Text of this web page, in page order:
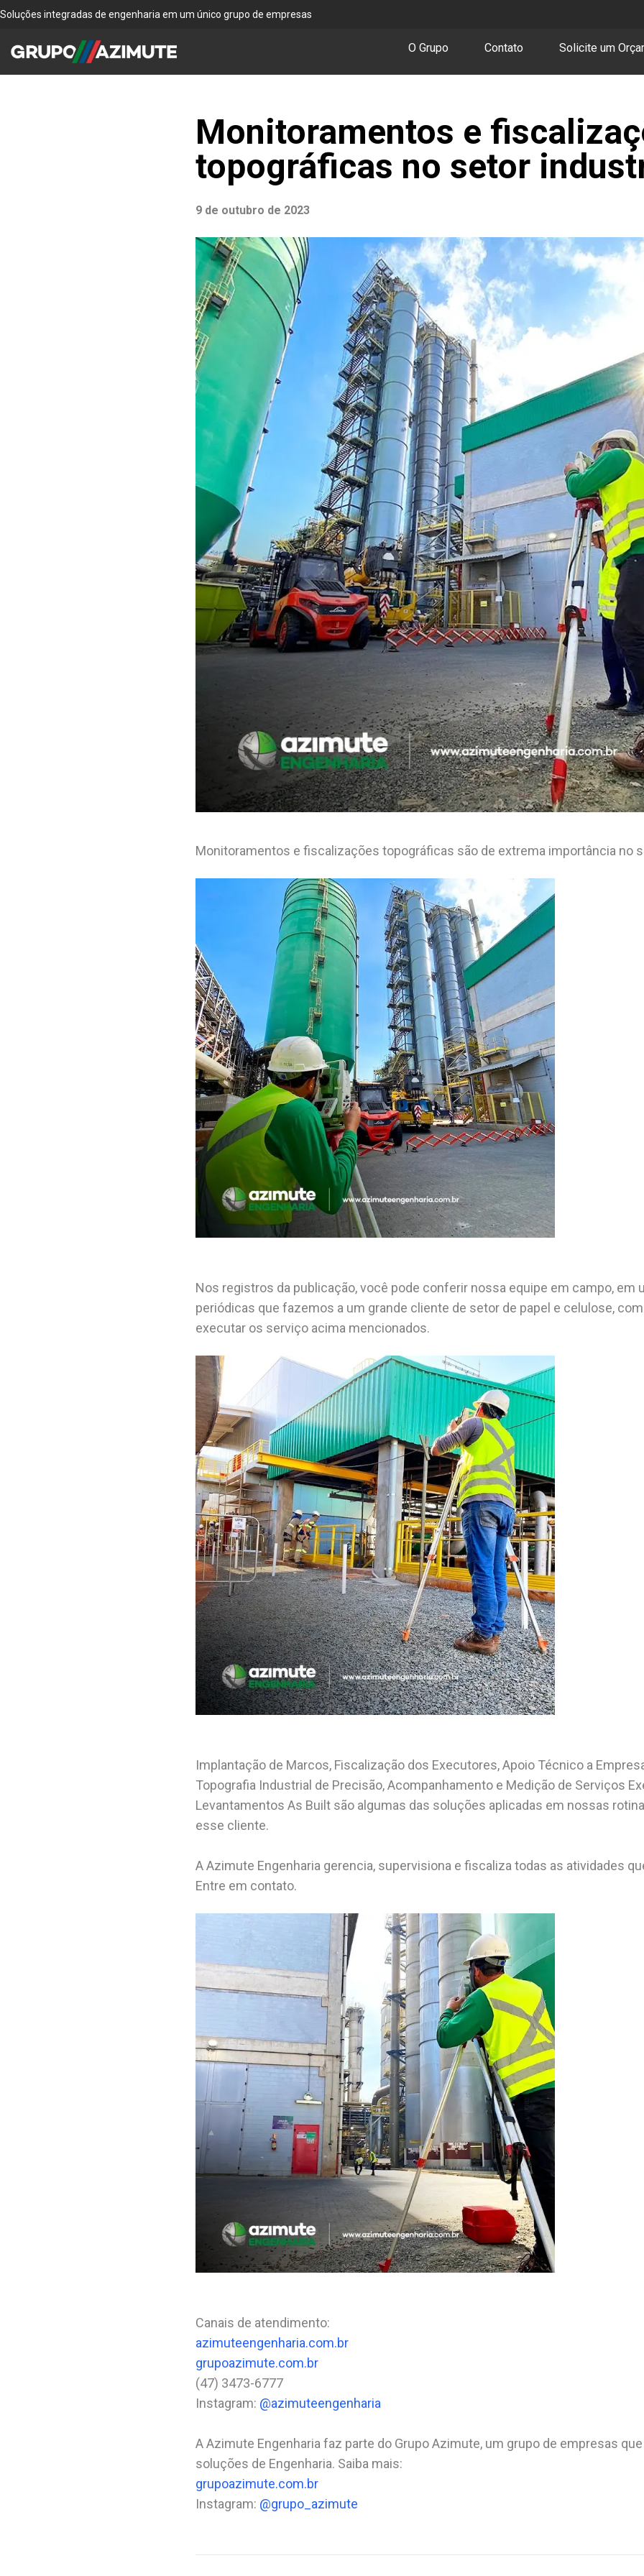
Soluções integradas de engenharia em um único grupo de empresas
O Grupo Contato Solicite um
Monitoramentos e
topográficas no setor
9 de outubro de 2023
Monitoramentos e fiscalizações topográficas são de extrema importância no
Nos registros da publicação, você pode conferir nossa equipe em campo, em
periódicas que fazemos a um grande cliente de setor de papel e celulose,
executar os serviço acima mencionados.
Implantação de Marcos, Fiscalização dos Executores, Apoio Técnico a
Topografia Industrial de Precisão, Acompanhamento e Medição de Serviços
Levantamentos As Built são algumas das soluções aplicadas em nossas
esse cliente.
A Azimute Engenharia gerencia, supervisiona e fiscaliza todas as atividades
Entre em contato.
Canais de atendimento:⠀
azimuteengenharia.com.br
grupoazimute.com.br
(47) 3473-6777⠀⠀⠀⠀
Instagram: @azimuteengenharia
A Azimute Engenharia faz parte do Grupo Azimute, um grupo de empresas
soluções de Engenharia. Saiba mais:
grupoazimute.com.br
Instagram: @grupo_azimute